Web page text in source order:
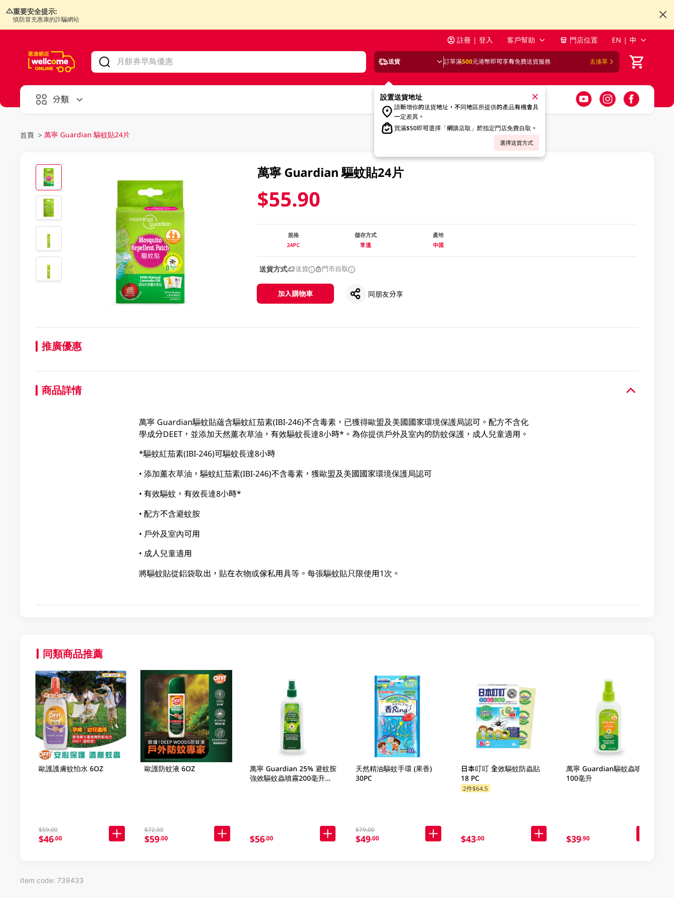
重要安全提示:
慎防冒充惠康的詐騙網站
註冊 | 登入 客戶幫助 門店位置 EN | 中
送貨 訂單滿500元港幣即可享有免費送貨服務 去湊單
設置送貨地址
請新增你的送貨地址，不同地區所提供的產品有機會具
一定差異。
買滿$50即可選擇「網購店取」於指定門店免費自取。
選擇送貨方式
分類
首頁 > 萬寧 Guardian 驅蚊貼24片
萬寧 Guardian 驅蚊貼24片
$55.90
規格
24PC
儲存方式
常溫
產地
中國
送貨方式 送貨 門市自取
加入購物車 同朋友分享
推廣優惠
商品詳情
萬寧 Guardian驅蚊貼蘊含驅蚊紅茄素(IBI-246)不含毒素，已獲得歐盟及美國國家環境保護局認可。配方不含化
學成分DEET，並添加天然薰衣草油，有效驅蚊長達8小時*。為你提供戶外及室內的防蚊保護，成人兒童適用。
*驅蚊紅茄素(IBI-246)可驅蚊長達8小時
• 添加薰衣草油，驅蚊紅茄素(IBI-246)不含毒素，獲歐盟及美國國家環境保護局認可
• 有效驅蚊，有效長達8小時*
• 配方不含避蚊胺
• 戶外及室內可用
• 成人兒童適用
將驅蚊貼從鋁袋取出，貼在衣物或傢私用具等。每張驅蚊貼只限使用1次。
同類商品推薦
歐護護膚蚊怕水 6OZ
$59.00
$46.00
歐護防蚊液 6OZ
$72.00
$59.00
萬寧 Guardian 25% 避蚊胺
強效驅蚊蟲噴霧200毫升
$56.00
天然精油驅蚊手環 (果香)
30PC
$79.00
$49.00
日本叮叮 全效驅蚊防蟲貼
18 PC
2件$64.5
$43.00
萬寧 Guardian驅蚊蟲噴霧
100毫升
$39.90
Item code: 739433